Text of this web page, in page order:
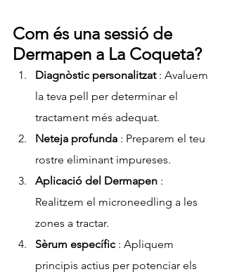
Com és una sessió de
Dermapen a La Coqueta?
Diagnòstic personalitzat : Avaluem
la teva pell per determinar el
tractament més adequat.
Neteja profunda : Preparem el teu
rostre eliminant impureses.
Aplicació del Dermapen :
Realitzem el microneedling a les
zones a tractar.
Sèrum específic : Apliquem
principis actius per potenciar els